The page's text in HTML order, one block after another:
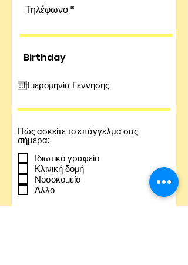
Πώς ασκείτε το επάγγελμα σας
σήμερα;
Ιδιωτικό γραφείο
Κλινική δομή
Νοσοκομείο
Άλλο
Τηλέφωνο
Birthday